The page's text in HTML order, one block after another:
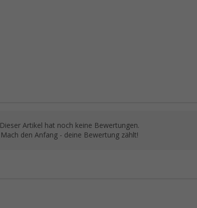
Dieser Artikel hat noch keine Bewertungen.
Mach den Anfang - deine Bewertung zählt!